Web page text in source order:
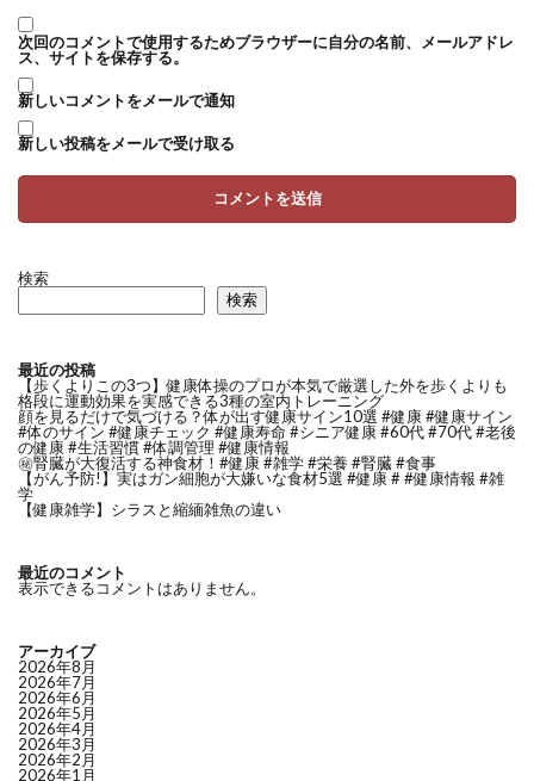
次回のコメントで使用するためブラウザーに自分の名前、メールアドレ
ス、サイトを保存する。
新しいコメントをメールで通知
新しい投稿をメールで受け取る
検索
検索
最近の投稿
【歩くよりこの3つ】健康体操のプロが本気で厳選した外を歩くよりも
格段に運動効果を実感できる3種の室内トレーニング
顔を見るだけで気づける？体が出す健康サイン10選 #健康 #健康サイン
#体のサイン #健康チェック #健康寿命 #シニア健康 #60代 #70代 #老後
の健康 #生活習慣 #体調管理 #健康情報
㊙️腎臓が大復活する神食材！#健康 #雑学 #栄養 #腎臓 #食事
【がん予防!】実はガン細胞が大嫌いな食材5選 #健康 # #健康情報 #雑
学
【健康雑学】シラスと縮緬雑魚の違い
最近のコメント
表示できるコメントはありません。
アーカイブ
2026年8月
2026年7月
2026年6月
2026年5月
2026年4月
2026年3月
2026年2月
2026年1月